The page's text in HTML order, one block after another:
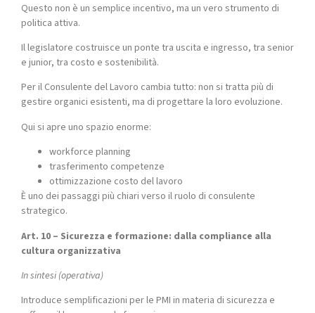
Questo non è un semplice incentivo, ma un vero strumento di
politica attiva.
Il legislatore costruisce un ponte tra uscita e ingresso, tra senior
e junior, tra costo e sostenibilità.
Per il Consulente del Lavoro cambia tutto: non si tratta più di
gestire organici esistenti, ma di progettare la loro evoluzione.
Qui si apre uno spazio enorme:
workforce planning
trasferimento competenze
ottimizzazione costo del lavoro
È uno dei passaggi più chiari verso il ruolo di consulente
strategico.
Art. 10 – Sicurezza e formazione: dalla compliance alla
cultura organizzativa
In sintesi (operativa)
Introduce semplificazioni per le PMI in materia di sicurezza e